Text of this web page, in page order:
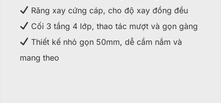
Răng xay cứng cáp, cho độ xay đồng đều
Cối 3 tầng 4 lớp, thao tác mượt và gọn gàng
Thiết kế nhỏ gọn 50mm, dễ cầm nắm và
mang theo